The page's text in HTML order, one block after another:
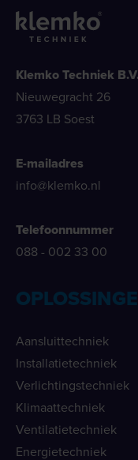
Klemko Techniek
Nieuwegracht 26
3763 LB Soest
E-mailadres
info@klemko.nl
Telefoonnummer
088 - 002 33 00
Aansluittechniek
Installatietechniek
Verlichtingstechniek
Klimaattechniek
Ventilatietechniek
Energietechniek